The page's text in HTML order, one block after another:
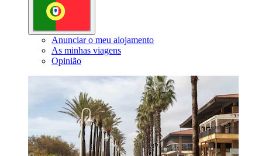
Anunciar o meu alojamento
As minhas viagens
Opinião